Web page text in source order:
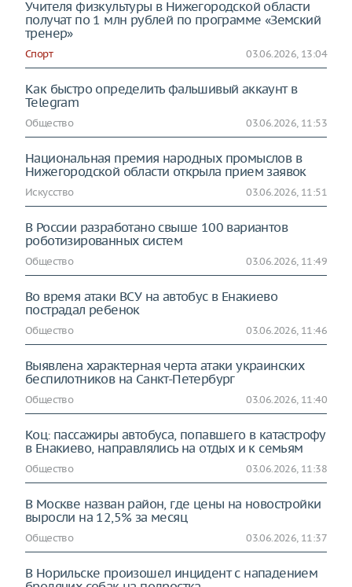
Учителя физкультуры в Нижегородской области
получат по 1 млн рублей по программе «Земский
тренер»
Спорт 03.06.2026, 13:04
Как быстро определить фальшивый аккаунт в
Telegram
Общество 03.06.2026, 11:53
Национальная премия народных промыслов в
Нижегородской области открыла прием заявок
Искусство 03.06.2026, 11:51
В России разработано свыше 100 вариантов
роботизированных систем
Общество 03.06.2026, 11:49
Во время атаки ВСУ на автобус в Енакиево
пострадал ребенок
Общество 03.06.2026, 11:46
Выявлена характерная черта атаки украинских
беспилотников на Санкт-Петербург
Общество 03.06.2026, 11:40
Коц: пассажиры автобуса, попавшего в катастрофу
в Енакиево, направлялись на отдых и к семьям
Общество 03.06.2026, 11:38
В Москве назван район, где цены на новостройки
выросли на 12,5% за месяц
Общество 03.06.2026, 11:37
В Норильске произошел инцидент с нападениeм